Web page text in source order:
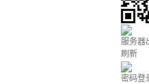
服务器
刷新
密码登